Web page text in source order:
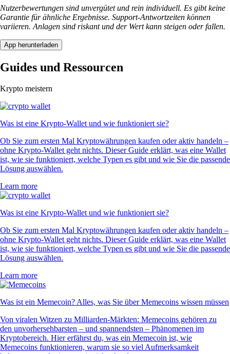
Nutzerbewertungen sind unvergütet und rein individuell. Es gibt keine
Garantie für ähnliche Ergebnisse. Support-Antwortzeiten können
variieren. Anlagen sind riskant und der Wert kann steigen oder fallen.
App herunterladen
Guides und Ressourcen
Krypto meistern
Was ist eine Krypto-Wallet und wie funktioniert sie?
Ob Sie zum ersten Mal Kryptowährungen kaufen oder aktiv handeln –
ohne Krypto-Wallet geht nichts. Dieser Guide erklärt, was eine Wallet
ist, wie sie funktioniert, welche Typen es gibt und wie Sie die passende
Lösung auswählen.
Learn more
Was ist eine Krypto-Wallet und wie funktioniert sie?
Ob Sie zum ersten Mal Kryptowährungen kaufen oder aktiv handeln –
ohne Krypto-Wallet geht nichts. Dieser Guide erklärt, was eine Wallet
ist, wie sie funktioniert, welche Typen es gibt und wie Sie die passende
Lösung auswählen.
Learn more
Was ist ein Memecoin? Alles, was Sie über Memecoins wissen müssen
Von viralen Witzen zu Milliarden-Märkten: Memecoins gehören zu
den unvorhersehbarsten – und spannendsten – Phänomenen im
Kryptobereich. Hier erfährst du, was ein Memecoin ist, wie
Memecoins funktionieren, warum sie so viel Aufmerksamkeit